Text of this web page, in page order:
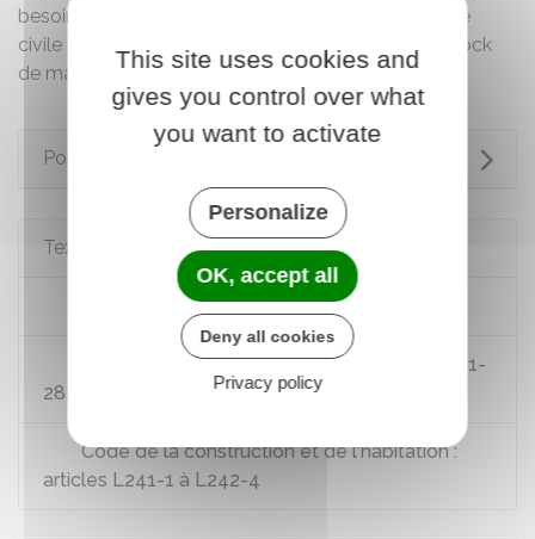
besoin pour votre activité (assurance responsabilité
civile professionnelle, assurance des biens et du stock
de marchandise , etc.
Pour en savoir plus
Textes de référence
Loi n°96-603 du 5 juillet 1996 : article 22-2
Code des assurances : articles L211-1 à L211-
28
Code de la construction et de l'habitation :
articles L241-1 à L242-4
This site uses cookies and
gives you control over what
you want to activate
Personalize
OK, accept all
Deny all cookies
Privacy policy